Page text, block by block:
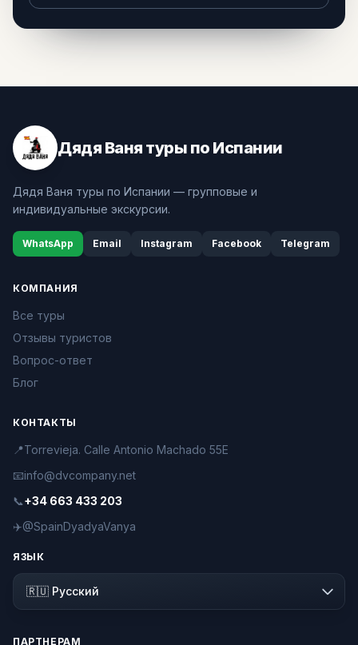
Дядя Ваня туры по Испании
Дядя Ваня туры по Испании — групповые и
индивидуальные экскурсии.
WhatsApp Email Instagram Facebook Telegram
КОМПАНИЯ
Все туры
Отзывы туристов
Вопрос-ответ
Блог
КОНТАКТЫ
📍Torrevieja. Calle Antonio Machado 55E
📧info@dvcompany.net
📞+34 663 433 203
✈️@SpainDyadyaVanya
ЯЗЫК
ПАРТНЕРАМ